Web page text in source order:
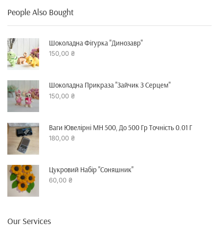
People Also Bought
Шоколадна Фігурка "динозавр"
150,00 ₴
Шоколадна Прикраза "зайчик З Серцем"
150,00 ₴
Ваги Ювелірні MH 500, До 500 Гр Точність 0.01 Г
180,00 ₴
Цукровий Набір "Соняшник"
60,00 ₴
Our Services